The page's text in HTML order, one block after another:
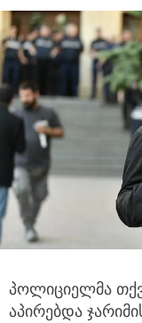
პოლიციელმა
აპირებდა